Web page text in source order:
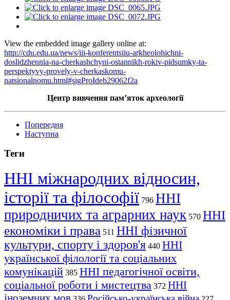
View the embedded image gallery online at:
http://cdu.edu.ua/news/iii-konferentsiiu-arkheolohichni-
doslidzhennia-na-cherkashchyni-ostannikh-rokiv-pidsumky-ta-
perspektyvy-provely-v-cherkaskomu-
natsionalnomu.html#sigProIdeb29062f2a
Центр вивчення пам’яток археології
Попередня
Наступна
Теги
ННІ міжнародних відносин,
історії та філософії 796 ННІ
природничих та аграрних наук 570 ННІ
економіки і права 511 ННІ фізичної
культури, спорту і здоров'я 440 ННІ
української філології та соціальних
комунікацій 385 ННІ педагогічної освіти,
соціальної роботи і мистецтва 372 ННІ